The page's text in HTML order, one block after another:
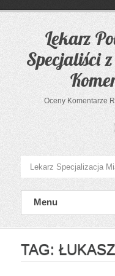
Lekarz
Specjaliści
Oceny Komentarze
Menu
TAG: